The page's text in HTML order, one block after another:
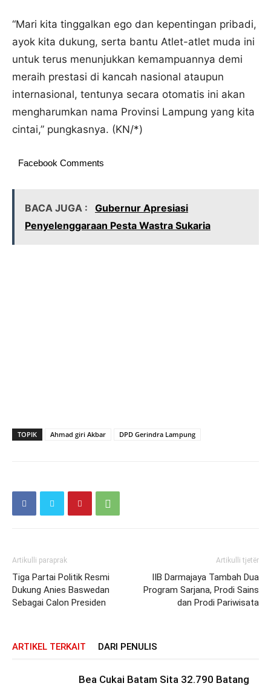
“Mari kita tinggalkan ego dan kepentingan pribadi,
ayok kita dukung, serta bantu Atlet-atlet muda ini
untuk terus menunjukkan kemampuannya demi
meraih prestasi di kancah nasional ataupun
internasional, tentunya secara otomatis ini akan
mengharumkan nama Provinsi Lampung yang kita
cintai,” pungkasnya. (KN/*)
Facebook Comments
BACA JUGA :
Gubernur Apresiasi
Penyelenggaraan Pesta Wastra Sukaria
TOPIK Ahmad giri Akbar DPD Gerindra Lampung
Artikulli paraprak
Tiga Partai Politik Resmi
Dukung Anies Baswedan
Sebagai Calon Presiden
Artikulli tjetër
IIB Darmajaya Tambah Dua
Program Sarjana, Prodi Sains
dan Prodi Pariwisata
ARTIKEL TERKAIT DARI PENULIS
Bea Cukai Batam Sita 32.790 Batang